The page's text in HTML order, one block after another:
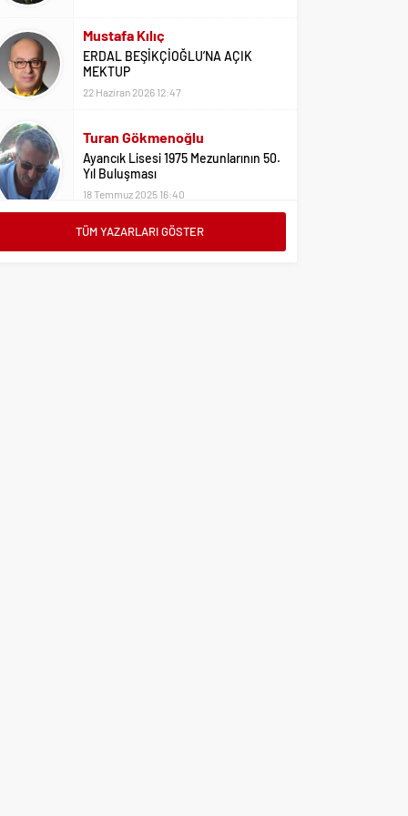
ERDAL BEŞİKÇİOĞLU’NA AÇIK
MEKTUP
22 Haziran 2026 12:47
Ayancık Lisesi 1975 Mezunlarının 50.
Yıl Buluşması
18 Temmuz 2025 16:40
Adil Yıldız
TÜM YAZARLARI GÖSTER